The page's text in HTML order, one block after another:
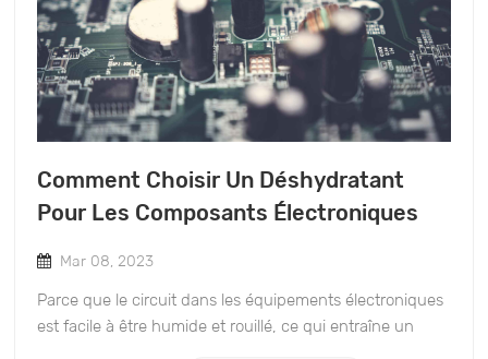
Comment Choisir Un Déshydratant
Pour Les Composants Électroniques
Mar 08, 2023
Parce que le circuit dans les équipements électroniques
est facile à être humide et rouillé, ce qui entraîne un